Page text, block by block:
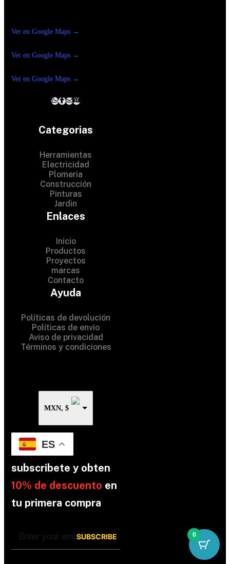
Ver en Google Maps →
Ver en Google Maps →
Ver en Google Maps →
Categorias
Herramientas
Electricidad
Plomeria
Construcción
Pinturas
Jardin
Enlaces
Inicio
Productos
Proyectos
marcas
Contacto
Ayuda
Políticas de devolución
Políticas de envío
Aviso de privacidad
Términos y condiciones
MXN, $
ES
subscribete y obten
10% de descuento en
tu primera compra
0